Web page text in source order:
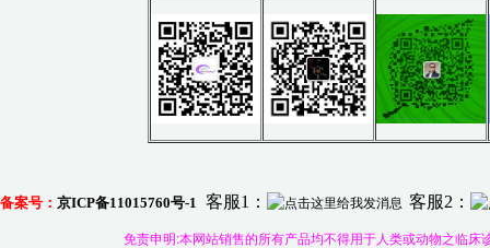
备案号： 京ICP备11015760号-1 客服1：
客服2：
免责申明:本网站销售的所有产品均不得用于人类或动物之临